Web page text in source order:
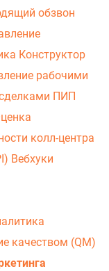
обзвон
Конструктор
рабочими
ПИП
колл-центра
Вебхуки
качеством (QM)